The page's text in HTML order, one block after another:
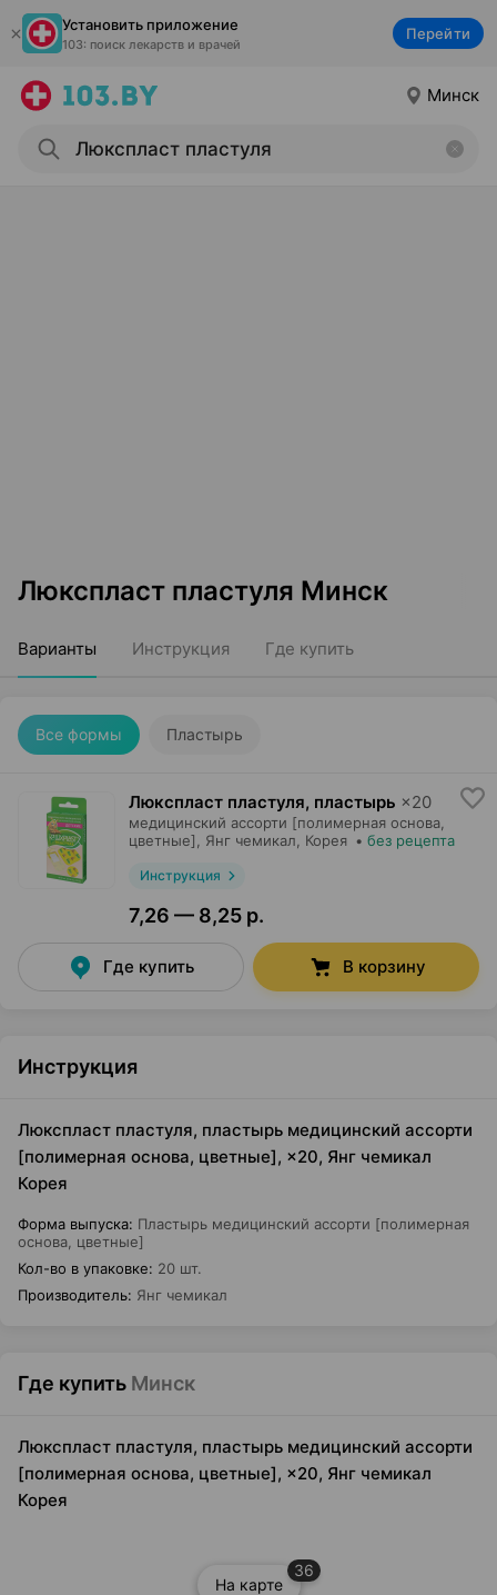
Установить приложение
103: поиск лекарств и врачей
Перейти
Минск
Люкспласт пластуля Минск
Варианты Инструкция Где купить
Все формы Пластырь
Люкспласт пластуля, пластырь ×20
медицинский ассорти [полимерная основа,
цветные],
Янг чемикал , Корея • без рецепта
Инструкция
7,26 — 8,25 р.
Где купить В корзину
Инструкция
Люкспласт пластуля, пластырь медицинский ассорти
[полимерная основа, цветные], ×20, Янг чемикал
Корея
Форма выпуска: Пластырь медицинский ассорти [полимерная
основа, цветные]
Кол-во в упаковке: 20 шт.
Производитель: Янг чемикал
Где купить Минск
Люкспласт пластуля, пластырь медицинский ассорти
[полимерная основа, цветные], ×20, Янг чемикал
Корея
На карте
36